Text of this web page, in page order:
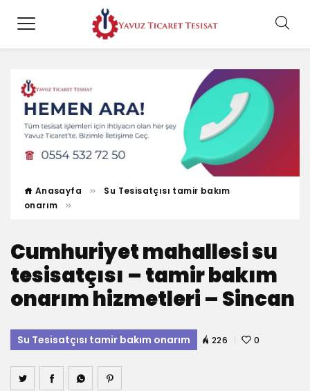
Anasayfa
Su Tesisatçısı tamir bakım
onarım
Cumhuriyet mahallesi su
tesisatçısı – tamir bakım
onarım hizmetleri – Sincan
Su Tesisatçısı tamir bakım onarım 226 0